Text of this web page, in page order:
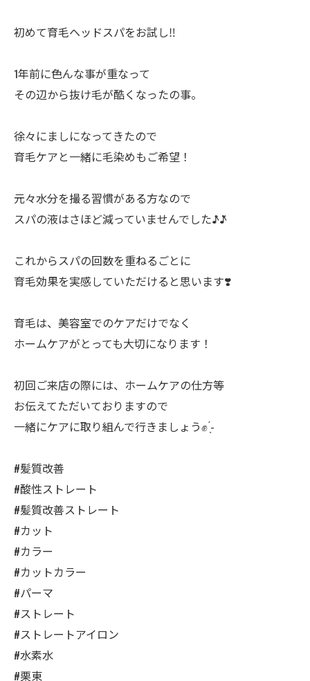
初めて育毛ヘッドスパをお試し‼️
1年前に色んな事が重なって
その辺から抜け毛が酷くなったの事。
徐々にましになってきたので
育毛ケアと一緒に毛染めもご希望！
元々水分を撮る習慣がある方なので
スパの液はさほど減っていませんでした♪̊̈♪̆̈
これからスパの回数を重ねるごとに
育毛効果を実感していただけると思います❣️
育毛は、美容室でのケアだけでなく
ホームケアがとっても大切になります！
初回ご来店の際には、ホームケアの仕方等
お伝えてただいておりますので
一緒にケアに取り組んで行きましょう✊ ̖́-
#髪質改善
#酸性ストレート
#髪質改善ストレート
#カット
#カラー
#カットカラー
#パーマ
#ストレート
#ストレートアイロン
#水素水
#栗東